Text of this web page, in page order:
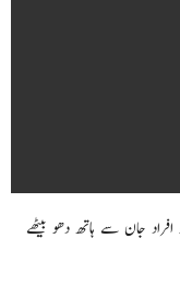
جان سے ہاتھ دھو بیٹھے